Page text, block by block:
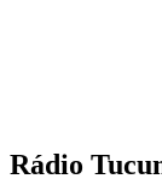
Rádio